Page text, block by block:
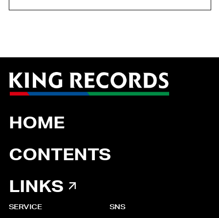
HOME
CONTENTS
LINKS
SERVICE SNS